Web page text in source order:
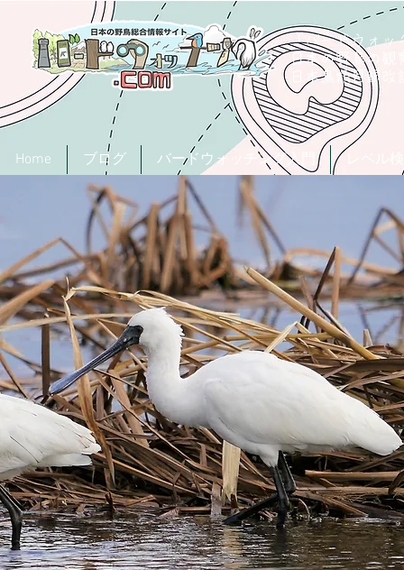
「バードウォッ
日本の野鳥の観
日本鳥類目録
Home ブログ バードウォッチング入門